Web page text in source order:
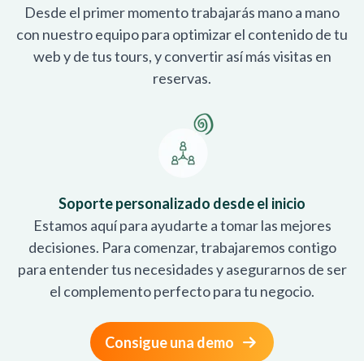
Desde el primer momento trabajarás mano a mano
con nuestro equipo para optimizar el contenido de tu
web y de tus tours, y convertir así más visitas en
reservas.
Soporte personalizado desde el inicio
Estamos aquí para ayudarte a tomar las mejores
decisiones. Para comenzar, trabajaremos contigo
para entender tus necesidades y asegurarnos de ser
el complemento perfecto para tu negocio.
Consigue una demo